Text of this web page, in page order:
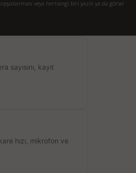
veya herhangi biri yazılı ya da görsel
kayıt
hızı, mikrofon ve